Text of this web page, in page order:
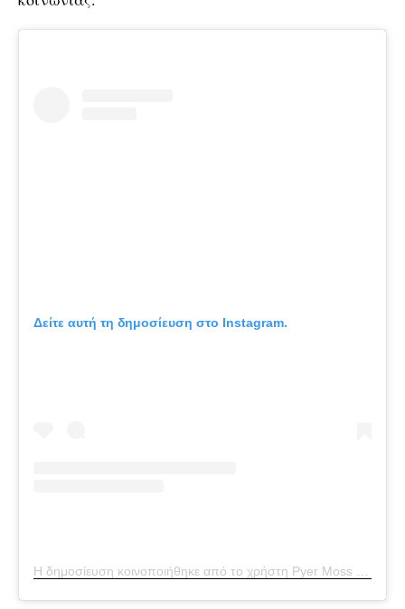
Δείτε αυτή τη δημοσίευση στο Instagram.